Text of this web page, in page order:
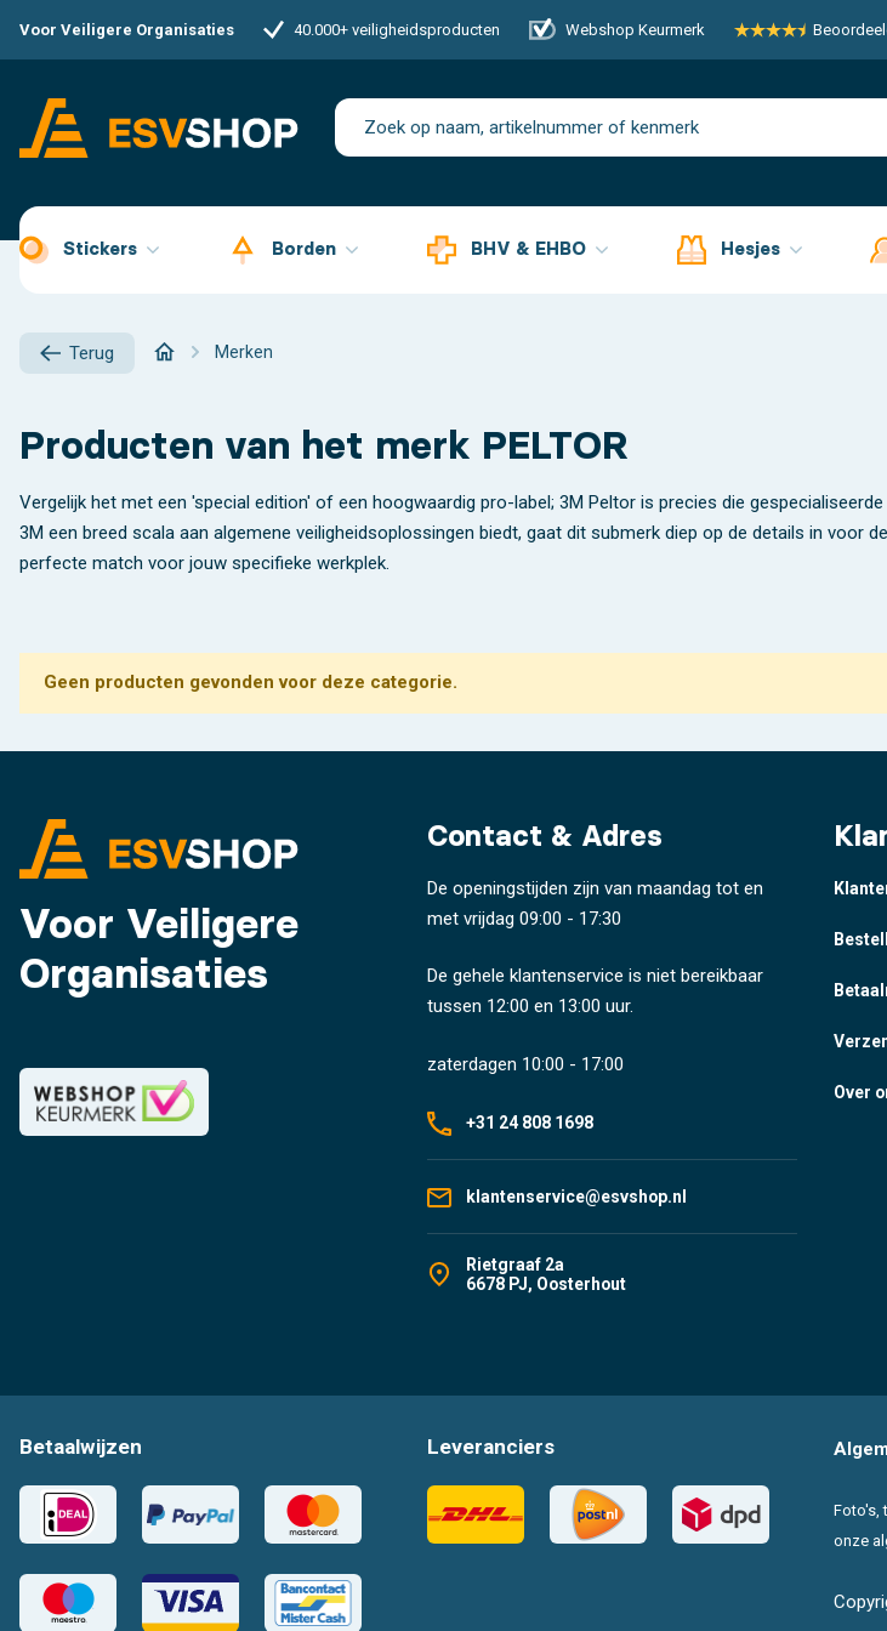
Voor Veiligere Organisaties 40.000+ veiligheidsproducten Webshop Keurmerk
Stickers Borden BHV & EHBO Hesjes
Terug Merken
Producten van het merk PELTOR
Vergelijk het met een 'special edition' of een hoogwaardig pro-label; 3M Peltor is precies die
3M een breed scala aan algemene veiligheidsoplossingen biedt, gaat dit submerk diep op de details in voor
perfecte match voor jouw specifieke werkplek.
Geen producten gevonden voor deze categorie.
Voor Veiligere
Organisaties
Contact & Adres
De openingstijden zijn van maandag tot en
met vrijdag 09:00 - 17:30
De gehele klantenservice is niet bereikbaar
tussen 12:00 en 13:00 uur.
zaterdagen 10:00 - 17:00
+31 24 808 1698
klantenservice@esvshop.nl
Rietgraaf 2a
6678 PJ, Oosterhout
Over
Betaalwijzen Leveranciers
Foto's,
onze